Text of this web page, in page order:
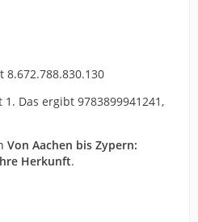
8.672.788.830.130
Das ergibt 9783899941241,
Von Aachen bis Zypern:
Herkunft.